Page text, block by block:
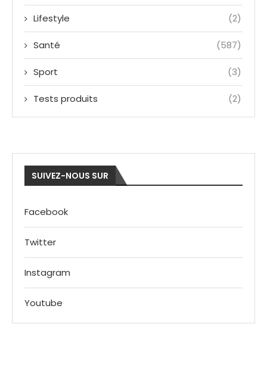
Lifestyle (2)
Santé (587)
Sport (3)
Tests produits (2)
SUIVEZ-NOUS SUR
Facebook
Twitter
Instagram
Youtube